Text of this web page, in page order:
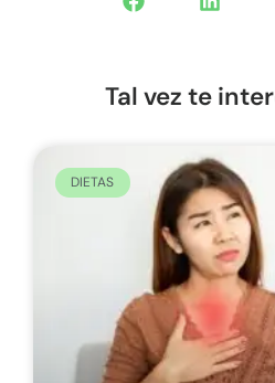
Tal vez te
DIETAS